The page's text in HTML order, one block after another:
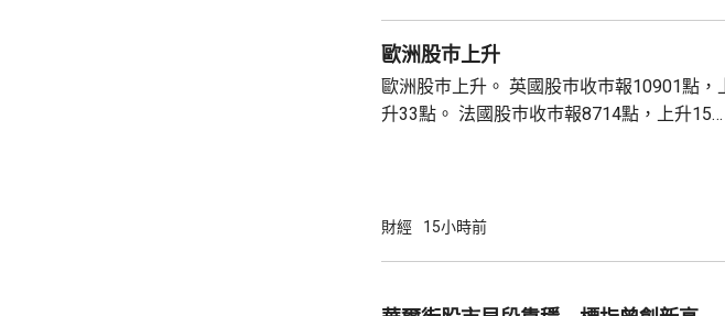
歐洲股巿上升
歐洲股巿上升。 英國股巿收巿報10901點，上
升33點。 法國股巿收巿報8714點，上升15
財經 15小時前